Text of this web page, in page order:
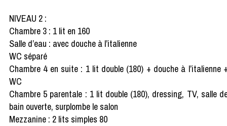
NIVEAU 2 :
Chambre 3 : 1 lit en 160
Salle d’eau : avec douche à l’italienne
WC séparé
Chambre 4 en suite : 1 lit double (180) + douche à l’italienne
WC
Chambre 5 parentale : 1 lit double (180), dressing, TV, salle
bain ouverte, surplombe le salon
Mezzanine : 2 lits simples 80